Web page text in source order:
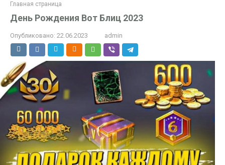
Главная страница
День Рождения Вот Блиц 2023
Опубликовано: 22.06.2023 admin